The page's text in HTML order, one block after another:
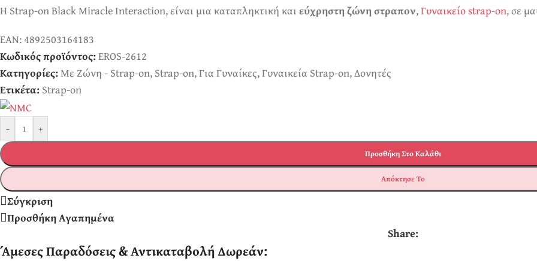
Η Strap-on Black Miracle Interaction, είναι μια καταπληκτική καιεύχρηστη ζώνη στραπον,Γυναικείο strap-on, σε
EAN:4892503164183
Κωδικός προϊόντος:EROS-2612
Κατηγορίες:Με Ζώνη - Strap-on,Strap-on,Για Γυναίκες,Γυναικεία Strap-on,Δονητές
Ετικέτα:Strap-on
- +
Προσθήκη Στο Καλάθι
Απόκτησε Το
Σύγκριση
Προσθήκη Αγαπημένα
Share:
Άμεσες Παραδόσεις & Αντικαταβολή Δωρεάν: